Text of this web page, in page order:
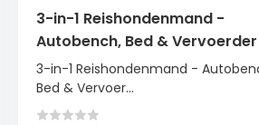
3-in-1 Reishondenmand -
Autobench, Bed &
55x100cm
3-in-1 Reishondenmand -
Bed & Vervoer...